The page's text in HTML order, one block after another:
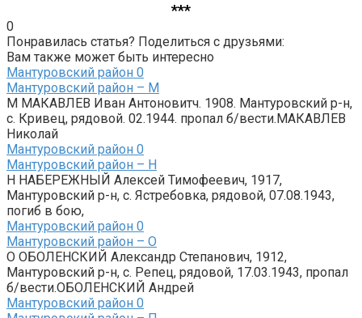
***
0
Понравилась статья? Поделиться с друзьями:
Вам также может быть интересно
Мантуровский район 0
Мантуровский район – М
М МАКАВЛЕВ Иван Антоновитч. 1908. Мантуровский р-н,
с. Кривец, рядовой. 02.1944. пропал б/вести.МАКАВЛЕВ
Николай
Мантуровский район 0
Мантуровский район – Н
Н НАБЕРЕЖНЫЙ Алексей Тимофеевич, 1917,
Мантуровский р-н, с. Ястребовка, рядовой, 07.08.1943,
погиб в бою,
Мантуровский район 0
Мантуровский район – О
О ОБОЛЕНСКИЙ Александр Степанович, 1912,
Мантуровский р-н, с. Репец, рядовой, 17.03.1943, пропал
б/вести.ОБОЛЕНСКИЙ Андрей
Мантуровский район 0